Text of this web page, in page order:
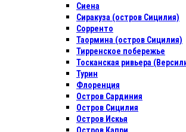
Сиена
Сиракуза (остров Сицилия)
Сорренто
Таормина (остров Сицилия)
Тирренское побережье
Тосканская ривьера
Турин
Флоренция
Остров Сардиния
Остров Сицилия
Остров Искья